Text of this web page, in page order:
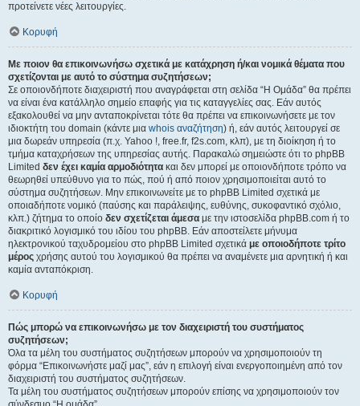
προτείνετε νέες λειτουργίες.
Κορυφή
Με ποιον θα επικοινωνήσω σχετικά με κατάχρηση ή/και νομικά θέματα που
σχετίζονται με αυτό το σύστημα συζητήσεων;
Σε οποιονδήποτε διαχειριστή που αναγράφεται στη σελίδα “Η Ομάδα” θα πρέπει
να είναι ένα κατάλληλο σημείο επαφής για τις καταγγελίες σας. Εάν αυτός
εξακολουθεί να μην ανταποκρίνεται τότε θα πρέπει να επικοινωνήσετε με τον
ιδιοκτήτη του domain (κάντε μια whois αναζήτηση) ή, εάν αυτός λειτουργεί σε
μια δωρεάν υπηρεσία (π.χ. Yahoo !, free.fr, f2s.com, κλπ), με τη διοίκηση ή το
τμήμα καταχρήσεων της υπηρεσίας αυτής. Παρακαλώ σημειώστε ότι το phpBB
Limited δεν έχει καμία αρμοδιότητα και δεν μπορεί με οποιονδήποτε τρόπο να
θεωρηθεί υπεύθυνο για το πώς, πού ή από ποιον χρησιμοποιείται αυτό το
σύστημα συζητήσεων. Μην επικοινωνείτε με το phpBB Limited σχετικά με
οποιαδήποτε νομικό (παύσης και παράλειψης, ευθύνης, συκοφαντικό σχόλιο,
κλπ.) ζήτημα το οποίο δεν σχετίζεται άμεσα με την ιστοσελίδα phpBB.com ή το
διακριτικό λογισμικό του ιδίου του phpBB. Εάν αποστείλετε μήνυμα
ηλεκτρονικού ταχυδρομείου στο phpBB Limited σχετικά με οποιοδήποτε τρίτο
μέρος χρήσης αυτού του λογισμικού θα πρέπει να αναμένετε μια αρνητική ή και
καμία ανταπόκριση.
Κορυφή
Πώς μπορώ να επικοινωνήσω με τον διαχειριστή του συστήματος
συζητήσεων;
Όλα τα μέλη του συστήματος συζητήσεων μπορούν να χρησιμοποιούν τη
φόρμα “Επικοινωνήστε μαζί μας”, εάν η επιλογή είναι ενεργοποιημένη από τον
διαχειριστή του συστήματος συζητήσεων.
Τα μέλη του συστήματος συζητήσεων μπορούν επίσης να χρησιμοποιούν τον